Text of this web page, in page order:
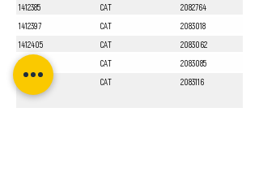
1412385
CAT
2082764
1412397
CAT
2083018
1412405
CAT
2083062
1412551
CAT
2083085
CAT 2083116